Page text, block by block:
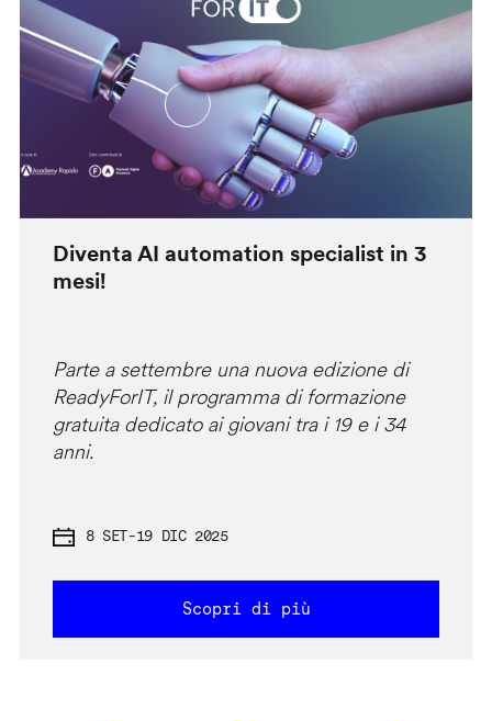
Diventa AI automation specialist in 3
mesi!
Parte a settembre una nuova edizione di
ReadyForIT, il programma di formazione
gratuita dedicato ai giovani tra i 19 e i 34
anni.
8 SET-19 DIC 2025
Scopri di più